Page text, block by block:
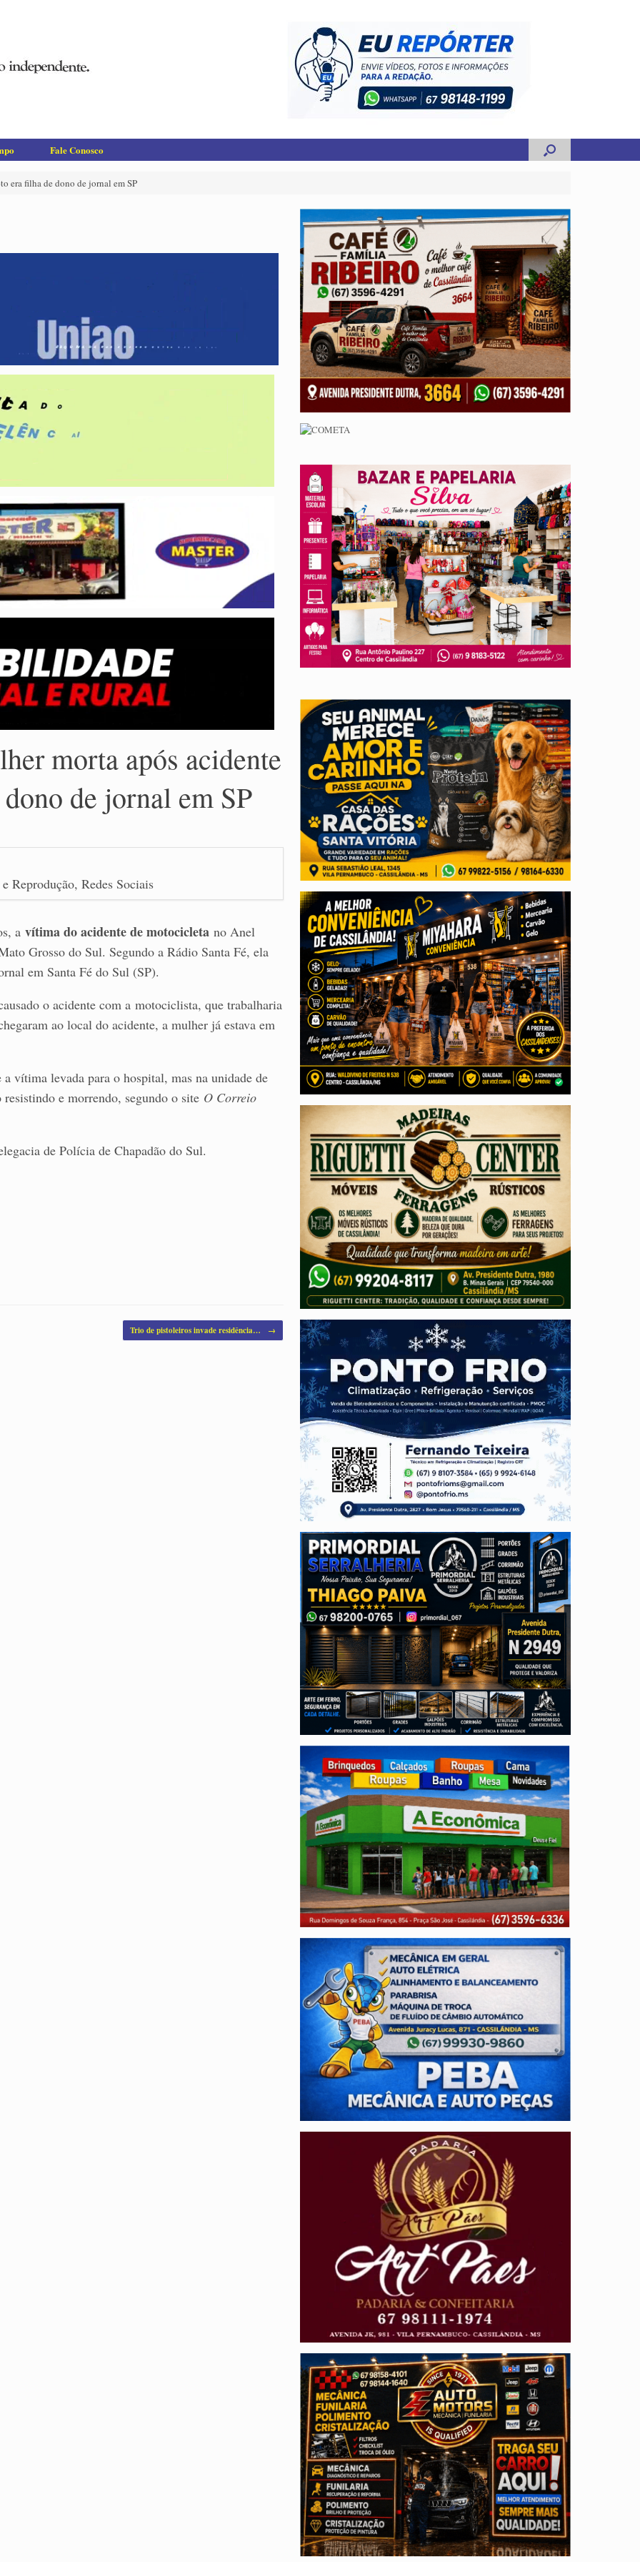
Fale Conosco
era filha de dono de jornal em SP
morta após acidente
de jornal em SP
Reprodução, Redes Sociais
a vítima do acidente de motocicleta no Anel
Grosso do Sul. Segundo a Rádio Santa Fé, ela
em Santa Fé do Sul (SP).
o acidente com a motociclista, que trabalharia
ao local do acidente, a mulher já estava em
vítima levada para o hospital, mas na unidade de
resistindo e morrendo, segundo o site O Correio
de Polícia de Chapadão do Sul.
Trio de pistoleiros invade residência… →